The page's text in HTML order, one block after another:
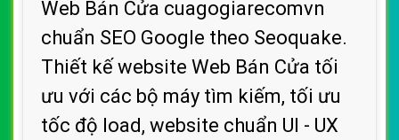
Web Bán Cửa cuagogiarecomvn
chuẩn SEO Google theo Seoquake.
Thiết kế website Web Bán Cửa tối
ưu với các bộ máy tìm kiếm, tối ưu
tốc độ load, website chuẩn UI - UX